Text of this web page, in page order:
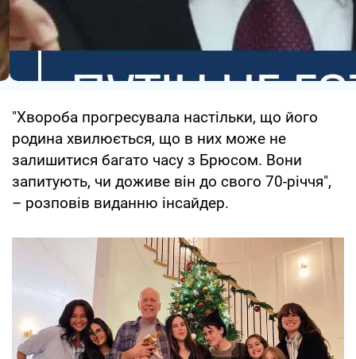
"Хвороба прогресувала настільки, що його
родина хвилюється, що в них може не
залишитися багато часу з Брюсом. Вони
запитують, чи доживе він до свого 70-річчя",
– розповів виданню інсайдер.